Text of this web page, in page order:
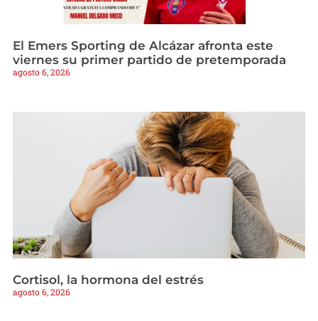
El Emers Sporting de Alcázar afronta este
viernes su primer partido de pretemporada
agosto 6, 2026
Cortisol, la hormona del estrés
agosto 6, 2026